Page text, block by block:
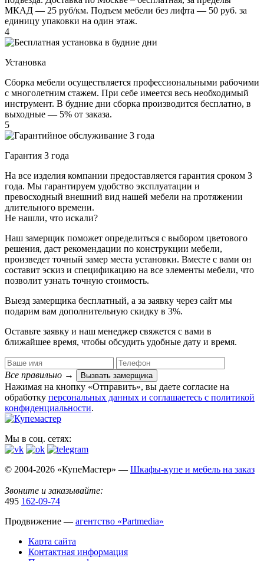
МКАД — 25 руб/км. Подъем мебели без лифта — 50 руб. за
единицу упаковки на один этаж.
4
Установка
Сборка мебели осуществляется профессиональными рабочими
с многолетним стажем. При себе имеется весь необходимый
инструмент. В будние дни сборка производится бесплатно, в
выходные — 5% от заказа.
5
Гарантия 3 года
На все изделия компании предоставляется гарантия сроком 3
года. Мы гарантируем удобство эксплуатации и
превосходный внешний вид нашей мебели на протяжении
длительного времени.
Не нашли, что искали?
Наш замерщик поможет определиться с выбором цветового
решения, даст рекомендации по конструкции мебели,
произведет точный замер места установки. Вместе с вами он
составит эскиз и спецификацию на все элементы мебели, что
позволит узнать точную стоимость.
Выезд замерщика бесплатный, а за заявку через сайт мы
подарим вам дополнительную скидку в 3%.
Оставьте заявку и наш менеджер свяжется с вами в
ближайшее время, чтобы обсудить удобные дату и время.
Все правильно → Вызвать замерщика
Нажимая на кнопку «Отправить», вы даете согласие на
обработку персональных данных​ и соглашаетесь c политикой
конфиденциальности.
Мы в соц. сетях:
© 2004-2026 «КупеМастер» — Шкафы-купе и мебель на заказ
Звоните и заказывайте:
495 162-09-74
Продвижение — агентство «Partmedia»
Карта сайта
Контактная информация